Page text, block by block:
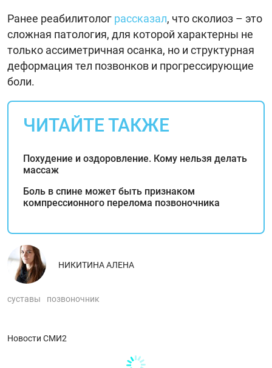
Ранее реабилитолог рассказал, что сколиоз – это
сложная патология, для которой характерны не
только ассиметричная осанка, но и структурная
деформация тел позвонков и прогрессирующие
боли.
ЧИТАЙТЕ ТАКЖЕ
Похудение и оздоровление. Кому нельзя делать
массаж
Боль в спине может быть признаком
компрессионного перелома позвоночника
НИКИТИНА АЛЕНА
суставы позвоночник
Новости СМИ2